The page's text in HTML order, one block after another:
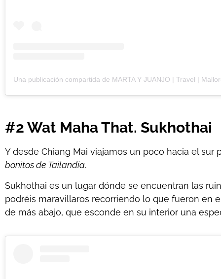
#2 Wat Maha That. Sukhothai
Y desde Chiang Mai viajamos un poco hacia el
bonitos de Tailandia.
Sukhothai es un lugar dónde se encuentran las
podréis maravillaros recorriendo lo que fueron en
de más abajo, que esconde en su interior una